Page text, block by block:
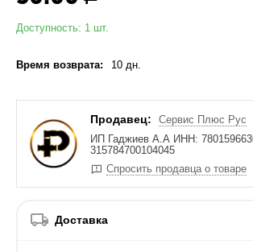
Доступность: 1 шт.
Время возврата: 10 дн.
Продавец:
Сервис Плюс Рус
ИП Гаджиев А.А ИНН:
315784700104045
Спросить продавца о товаре
Доставка